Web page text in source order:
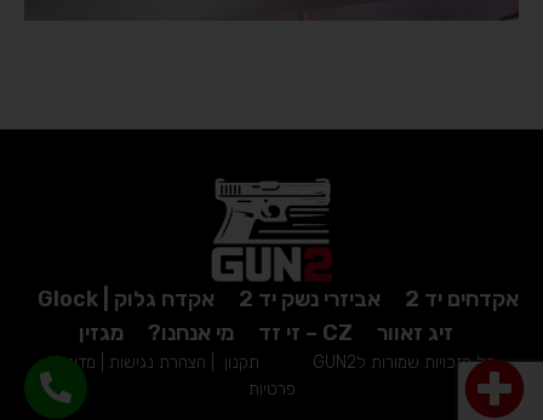
אקדחים יד 2 אביזרי נשק יד 2
אקדח גלוק | Glock
זיג זאוור
CZ – זי זד מי אנחנו? מגזין
כל הזכויות שמורות לGUN2 תקנון הצהרת נגישות
מדיניות
פרטיות